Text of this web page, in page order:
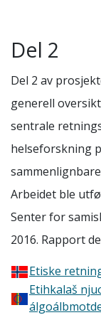
Del 2
Del 2 av
generell
sentrale
helseforskning
Arbeidet ble
Senter for
2016. Rapport
Etiske
Etihkalaš